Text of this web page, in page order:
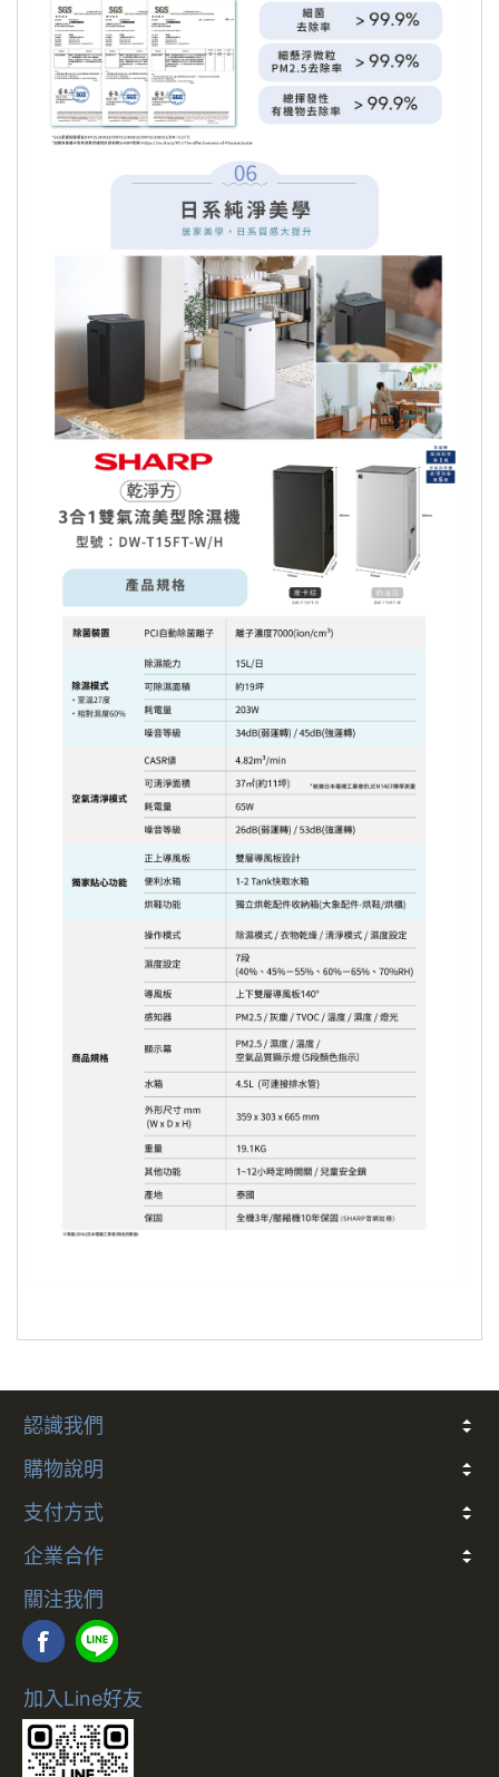
認識我們
關於我們
常見問題
會員條款
客戶隱私
聯絡我們
購物說明
折價券說明
COCO幣說明
發票
會員卡別與權益說明
退款說明
防詐騙提醒
訂閱制服務及解約政策
支付方式
多元支付方式說明
企業合作
合作說明
關注我們
加入Line好友